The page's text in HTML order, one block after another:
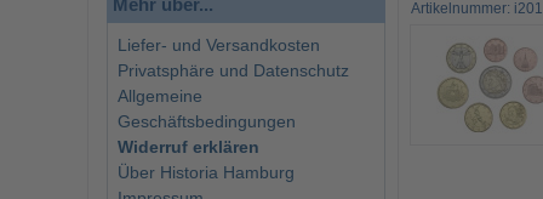
Artikelnummer:
Mehr über...
Liefer- und Versandkosten
Privatsphäre und Datenschutz
Allgemeine
Geschäftsbedingungen
Widerruf erklären
Über Historia Hamburg